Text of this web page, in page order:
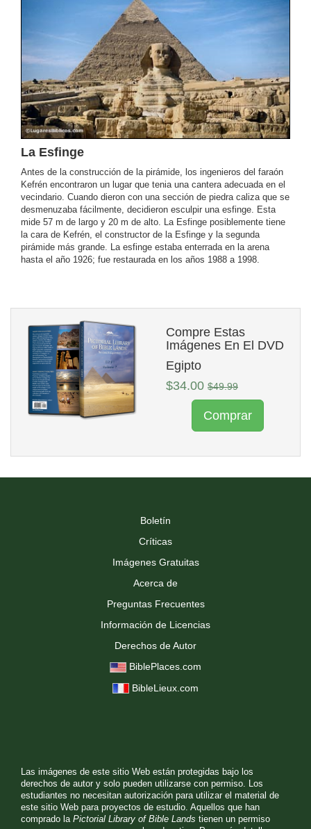
La Esfinge
Antes de la construcción de la pirámide, los ingenieros del faraón
Kefrén encontraron un lugar que tenia una cantera adecuada en el
vecindario. Cuando dieron con una sección de piedra caliza que se
desmenuzaba fácilmente, decidieron esculpir una esfinge. Esta
mide 57 m de largo y 20 m de alto. La Esfinge posiblemente tiene
la cara de Kefrén, el constructor de la Esfinge y la segunda
pirámide más grande. La esfinge estaba enterrada en la arena
hasta el año 1926; fue restaurada en los años 1988 a 1998.
Compre Estas
Imágenes En El DVD
Egipto
$34.00 $49.99
Comprar
Boletín
Críticas
Imágenes Gratuitas
Acerca de
Preguntas Frecuentes
Información de Licencias
Derechos de Autor
BiblePlaces.com
BibleLieux.com
Las imágenes de este sitio Web están protegidas bajo los
derechos de autor y solo pueden utilizarse con permiso. Los
estudiantes no necesitan autorización para utilizar el material de
este sitio Web para proyectos de estudio. Aquellos que han
comprado la Pictorial Library of Bible Lands tienen un permiso